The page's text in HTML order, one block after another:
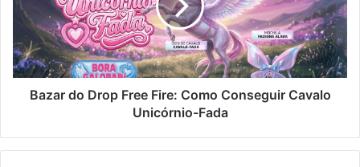
Fire:
Como
Conseguir
Cavalo
Unicórnio-
FadaBazar do Drop Free Fire: Como Conseguir Cavalo
Unicórnio-Fada